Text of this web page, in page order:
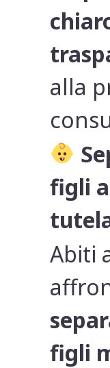
alla
figli
Abiti
figli